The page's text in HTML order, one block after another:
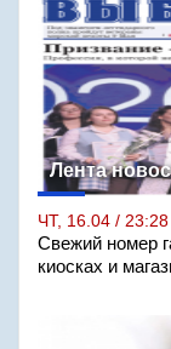
Лента
ЧТ, 16.04 / 23:28
Свежий номер
киосках и